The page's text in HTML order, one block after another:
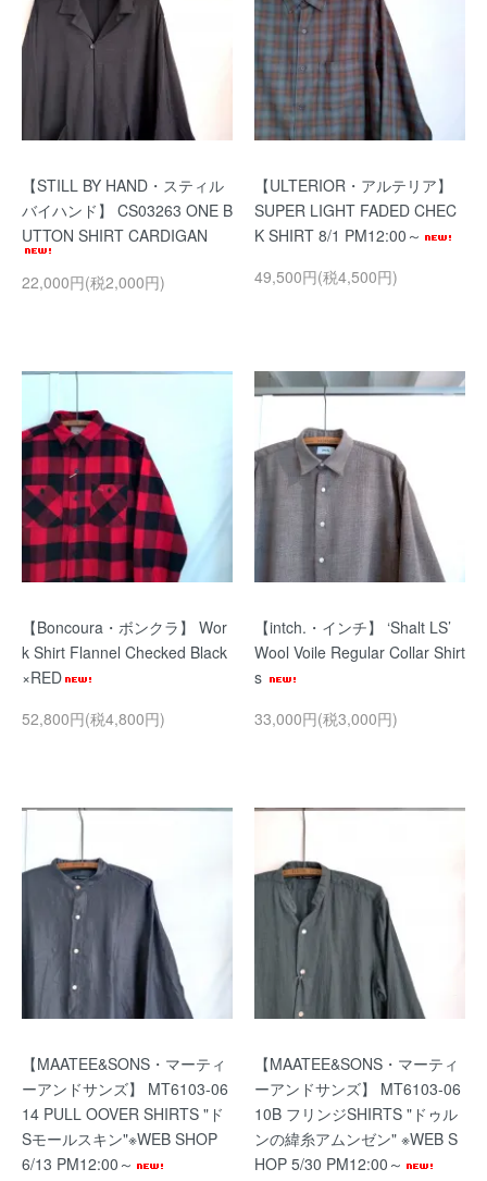
【STILL BY HAND・スティル
バイハンド】 CS03263 ONE B
UTTON SHIRT CARDIGAN
22,000円(税2,000円)
【ULTERIOR・アルテリア】
SUPER LIGHT FADED CHEC
K SHIRT 8/1 PM12:00～
49,500円(税4,500円)
【Boncoura・ボンクラ】 Wor
k Shirt Flannel Checked Black
×RED
52,800円(税4,800円)
【intch.・インチ】 ‘Shalt LS’
Wool Voile Regular Collar Shirt
s
33,000円(税3,000円)
【MAATEE&SONS・マーティ
ーアンドサンズ】 MT6103-06
14 PULL OOVER SHIRTS "ド
Sモールスキン"※WEB SHOP
6/13 PM12:00～
【MAATEE&SONS・マーティ
ーアンドサンズ】 MT6103-06
10B フリンジSHIRTS "ドゥル
ンの緯糸アムンゼン" ※WEB S
HOP 5/30 PM12:00～